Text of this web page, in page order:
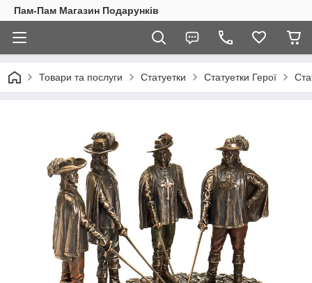
Пам-Пам Магазин Подарунків
Товари та послуги Статуетки Статуетки Герої